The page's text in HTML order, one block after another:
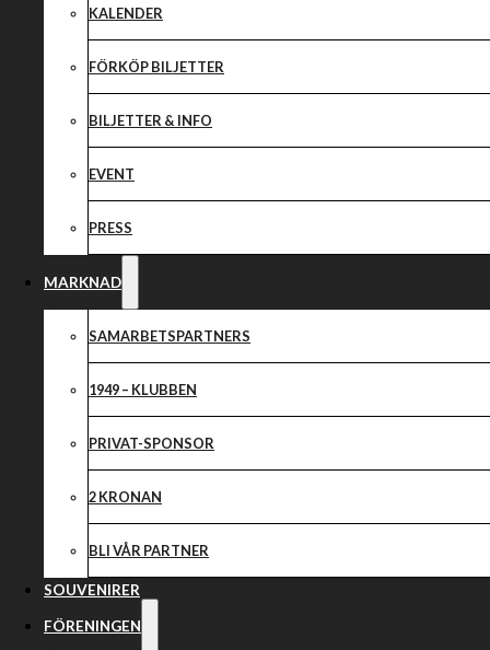
KALENDER
FÖRKÖP BILJETTER
BILJETTER & INFO
EVENT
PRESS
MARKNAD
SAMARBETSPARTNERS
1949 – KLUBBEN
PRIVAT-SPONSOR
2 KRONAN
BLI VÅR PARTNER
SOUVENIRER
FÖRENINGEN